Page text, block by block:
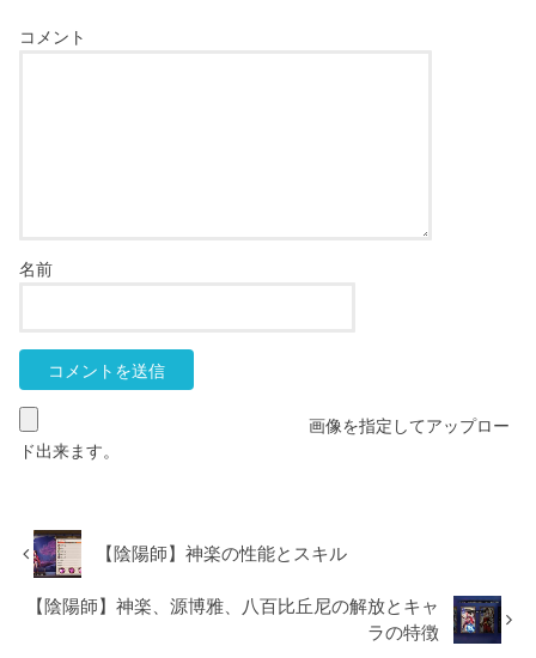
コメント
名前
画像を指定してアップロー
ド出来ます。
【陰陽師】神楽の性能とスキル
【陰陽師】神楽、源博雅、八百比丘尼の解放とキャ
ラの特徴